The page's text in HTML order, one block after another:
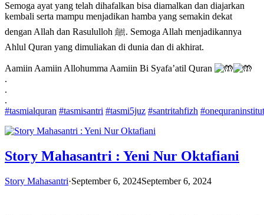
Semoga ayat yang telah dihafalkan bisa diamalkan dan diajarkan
kembali serta mampu menjadikan hamba yang semakin dekat
dengan Allah dan Rasululloh ﷺ. Semoga Allah menjadikannya
Ahlul Quran yang dimuliakan di dunia dan di akhirat.
Aamiin Aamiin Allohumma Aamiin Bi Syafa’atil Quran
.
.
.
#tasmialquran #tasmisantri #tasmi5juz #santritahfizh
Story Mahasantri : Yeni Nur Oktafiani
Story Mahasantri·September 6, 2024September 6, 2024